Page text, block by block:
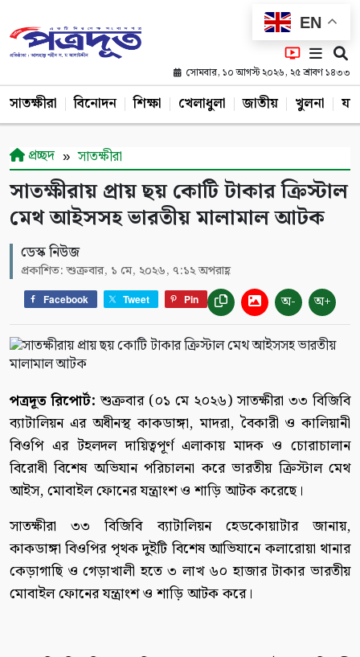
EN
সোমবার, ১০ আগস্ট ২০২৬, ২৫ শ্রাবণ ১৪৩৩
সাতক্ষীরা বিনোদন শিক্ষা খেলাধুলা জাতীয় খুলনা
প্রচ্ছদ সাতক্ষীরা
সাতক্ষীরায় প্রায় ছয় কোটি টাকার ক্রিস্টাল
মেথ আইসসহ ভারতীয় মালামাল আটক
ডেস্ক নিউজ
প্রকাশিত: শুক্রবার, ১ মে, ২০২৬, ৭:১২ অপরাহ্ণ
Facebook Tweet Pin অ- অ+
পত্রদূত রিপোর্ট: শুক্রবার (০১ মে ২০২৬) সাতক্ষীরা ৩৩ বিজিবি
ব্যাটালিয়ন এর অধীনস্থ কাকডাঙ্গা, মাদরা, বৈকারী ও কালিয়ানী
বিওপি এর টহলদল দায়িত্বপূর্ণ এলাকায় মাদক ও চোরাচালান
বিরোধী বিশেষ অভিযান পরিচালনা করে ভারতীয় ক্রিস্টাল মেথ
আইস, মোবাইল ফোনের যন্ত্রাংশ ও শাড়ি আটক করেছে।
সাতক্ষীরা ৩৩ বিজিবি ব্যাটালিয়ন হেডকোয়াটার জানায়,
কাকডাঙ্গা বিওপির পৃথক দুইটি বিশেষ আভিযানে কলারোয়া থানার
কেড়াগাছি ও গেড়াখালী হতে ৩ লাখ ৬০ হাজার টাকার ভারতীয়
মোবাইল ফোনের যন্ত্রাংশ ও শাড়ি আটক করে।